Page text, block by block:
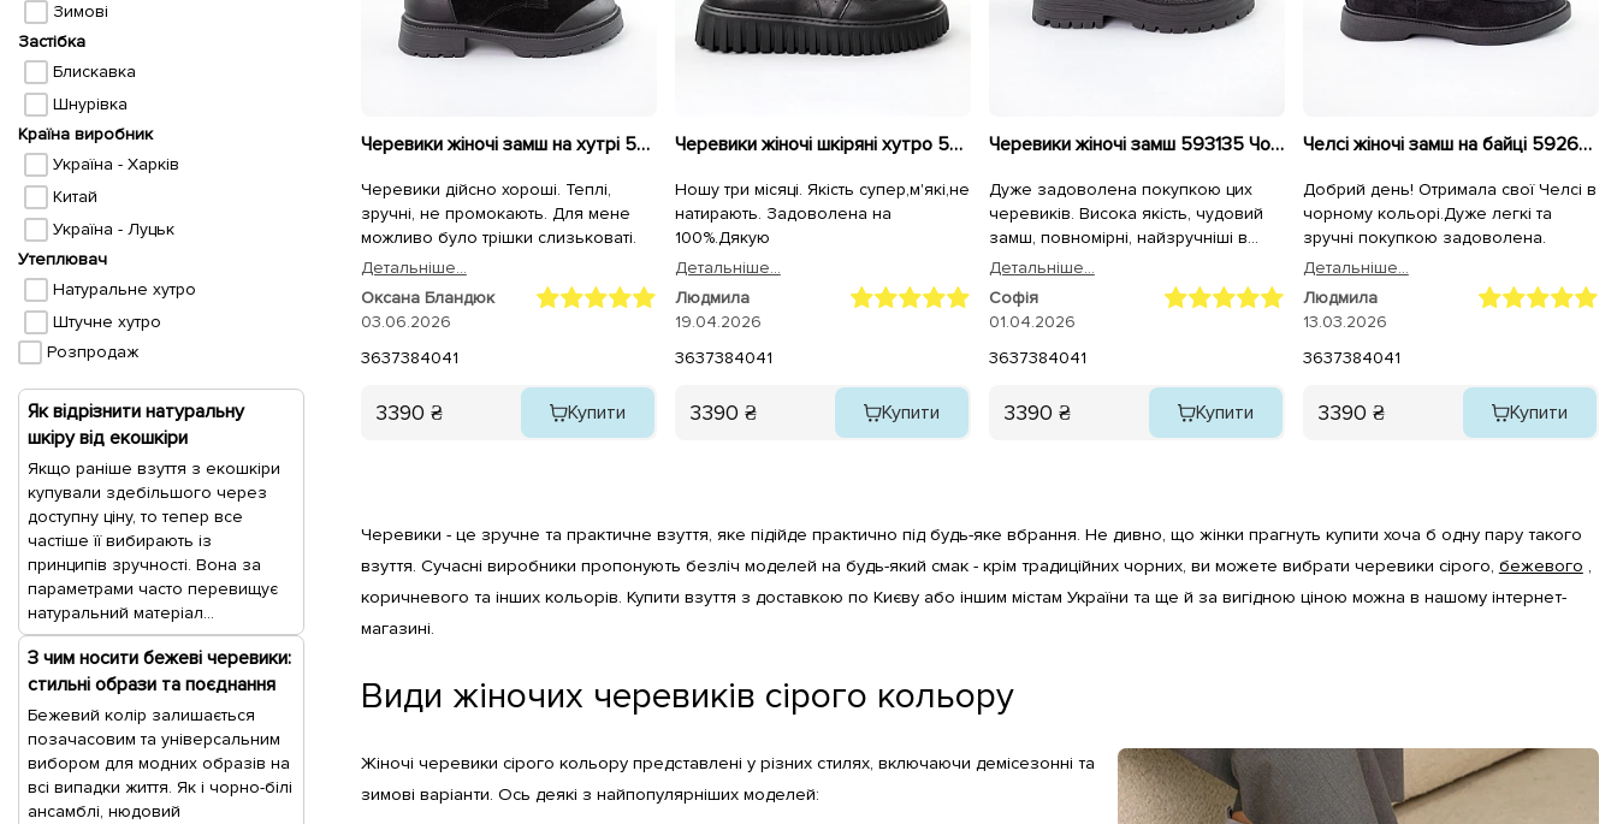
Зимові
Застібка
Блискавка
Шнурівка
Країна виробник
Україна - Харків
Китай
Україна - Луцьк
Утеплювач
Натуральне хутро
Штучне хутро
Розпродаж
Як відрізнити натуральну
шкіру від екошкіри
Якщо раніше взуття з екошкіри
купували здебільшого через
доступну ціну, то тепер все
частіше її вибирають із
принципів зручності. Вона за
параметрами часто перевищує
натуральний матеріал...
З чим носити бежеві черевики:
стильні образи та поєднання
Бежевий колір залишається
позачасовим та універсальним
вибором для модних образів на
всі випадки життя. Як і чорно-білі
ансамблі, нюдовий
Черевики жіночі замш на хутрі 592699 Чорні
Черевики дійсно хороші. Теплі,
зручні, не промокають. Для мене
можливо було трішки слизьковаті.
Детальнiше...
Оксана Бландюк
03.06.2026
3637384041
3390 ₴ Купити
Черевики жіночі шкіряні хутро 591097 Чорні
Ношу три місяці. Якість супер,м'які,не
натирають. Задоволена на
100%.Дякую
Детальнiше...
Людмила
19.04.2026
3637384041
3390 ₴ Купити
Черевики жіночі замш 593135 Чорні
Дуже задоволена покупкою цих
черевиків. Висока якість, чудовий
замш, повномірні, найзручніші в
носінні, виглядають в житті навіть
краще, чим на фото та відео. Тому,
рекомендую цей товар до покупки!
Детальнiше...
Софія
01.04.2026
3637384041
3390 ₴ Купити
Челсі жіночі замш на байці 592644 Чорні
Добрий день! Отримала свої Челсі в
чорному кольорі.Дуже легкі та
зручні покупкою задоволена.
Детальнiше...
Людмила
13.03.2026
3637384041
3390 ₴ Купити
Черевики - це зручне та практичне взуття, яке підійде практично під будь-яке вбрання. Не дивно, що жінки прагнуть купити хоча б одну пару такого
взуття. Сучасні виробники пропонують безліч моделей на будь-який смак - крім традиційних чорних, ви можете вибрати черевики сірого, бежевого ,
коричневого та інших кольорів. Купити взуття з доставкою по Києву або іншим містам України та ще й за вигідною ціною можна в нашому інтернет-
магазині.
Види жіночих черевиків сірого кольору
Жіночі черевики сірого кольору представлені у різних стилях, включаючи демісезонні та
зимові варіанти. Ось деякі з найпопулярніших моделей: